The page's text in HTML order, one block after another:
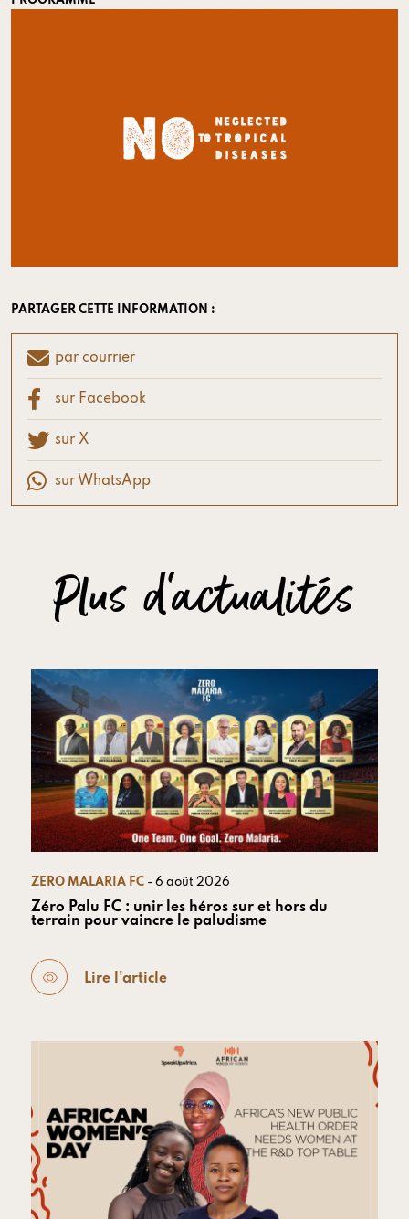
PARTAGER CETTE INFORMATION :
par courrier
sur Facebook
sur X
sur WhatsApp
Plus d'actualités
ZERO MALARIA FC - 6 août 2026
Zéro Palu FC : unir les héros sur et hors du
terrain pour vaincre le paludisme
Lire l'article